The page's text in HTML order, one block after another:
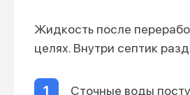
Жидкость после
целях. Внутри септик
Сточные воды